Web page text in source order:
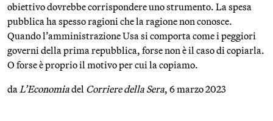
obiettivo dovrebbe corrispondere uno strumento. La spesa
pubblica ha spesso ragioni che la ragione non conosce.
Quando l’amministrazione Usa si comporta come i peggiori
governi della prima repubblica, forse non è il caso di copiarla.
O forse è proprio il motivo per cui la copiamo.
daL’Economiadel Corriere della Sera, 6 marzo 2023